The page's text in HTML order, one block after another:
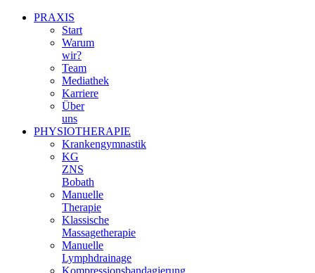
PRAXIS
Start
Warum
wir?
Team
Mediathek
Karriere
Über
uns
PHYSIOTHERAPIE
Krankengymnastik
KG
ZNS
Bobath
Manuelle
Therapie
Klassische
Massagetherapie
Manuelle
Lymphdrainage
Kompressionsbandagierung